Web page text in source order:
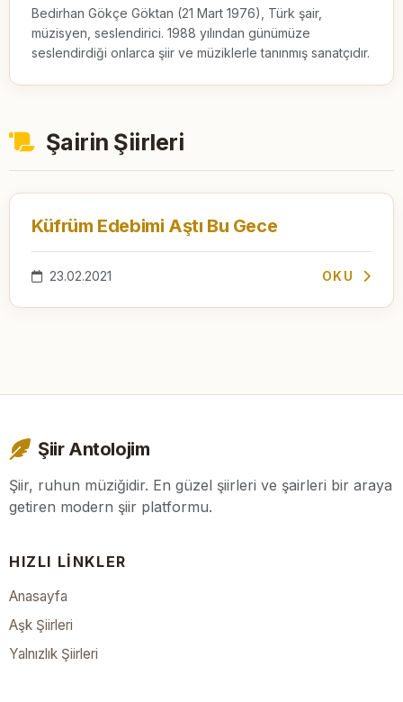
Bedirhan Gökçe Göktan (21 Mart 1976), Türk şair,
müzisyen, seslendirici. 1988 yılından günümüze
seslendirdiği onlarca şiir ve müziklerle tanınmış sanatçıdır.
Şairin Şiirleri
Küfrüm Edebimi Aştı Bu Gece
23.02.2021 OKU
Şiir Antolojim
Şiir, ruhun müziğidir. En güzel şiirleri ve şairleri bir araya
getiren modern şiir platformu.
HIZLI LINKLER
Anasayfa
Aşk Şiirleri
Yalnızlık Şiirleri